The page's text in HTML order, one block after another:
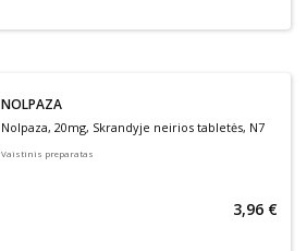
NOLPAZA
Nolpaza, 20mg, Skrandyje neirios tabletės, N7
Vaistinis preparatas
3,96 €